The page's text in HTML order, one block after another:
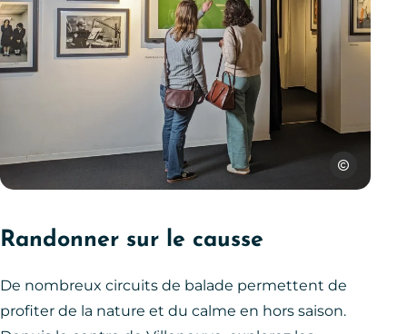
Galerie Jean-Marie Périer, Villeneuve d, © SPL Ouest
SPL Ouest
Randonner sur le causse
De nombreux circuits de balade permettent de
profiter de la nature et du calme en hors saison.